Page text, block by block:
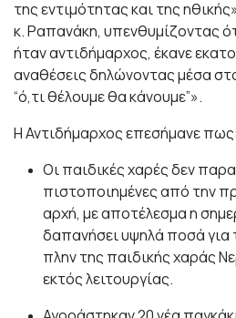
της εντιμότητας και της
κ. Ραπανάκη, υπενθυμίζοντας
ήταν αντιδήμαρχος, έκανε
αναθέσεις δηλώνοντας μέσα
“ό,τι θέλουμε θα κάνουμε”».
Η Αντιδήμαρχος επεσήμανε πως:
Οι παιδικές χαρές δεν
πιστοποιημένες από την
αρχή, με αποτέλεσμα η
δαπανήσει υψηλά ποσά για
πλην της παιδικής χαράς
εκτός λειτουργίας.